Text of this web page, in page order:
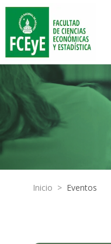
Inicio > Eventos